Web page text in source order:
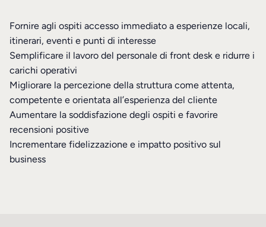
Fornire agli ospiti accesso immediato a esperienze locali,
itinerari, eventi e punti di interesse
Semplificare il lavoro del personale di front desk e ridurre i
carichi operativi
Migliorare la percezione della struttura come attenta,
competente e orientata all’esperienza del cliente
Aumentare la soddisfazione degli ospiti e favorire
recensioni positive
Incrementare fidelizzazione e impatto positivo sul
business